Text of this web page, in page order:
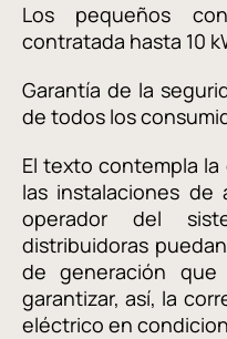
Los pequeños
contratada hasta 10
Garantía de la
de todos los
El texto contempla
las instalaciones de
operador del
distribuidoras
de generación
garantizar, así, la
eléctrico en